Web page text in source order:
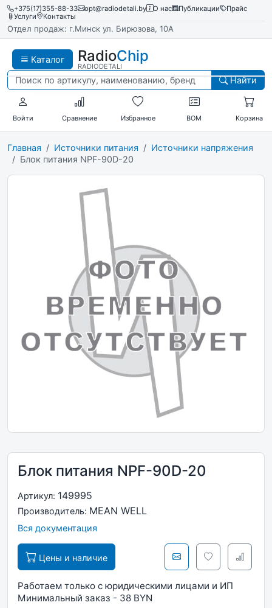
+375(17)355-88-33 opt@radiodetali.by О нас Публикации
Прайс
Услуги
Контакты
Отдел продаж: г.Минск ул. Бирюзова, 10А
Каталог RadioChip
RADIODETALI
Найти
Войти Сравнение Избранное BOM Корзина
Главная Источники питания
Источники напряжения
Блок питания NPF-90D-20
Блок питания NPF-90D-20
Артикул: 149995
Производитель: MEAN WELL
Вся документация
Цены и наличие
Работаем только с юридическими лицами и ИП
Минимальный заказ - 38 BYN